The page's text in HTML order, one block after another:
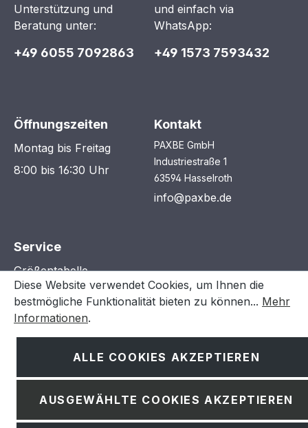
Unterstützung und
Beratung unter:
+49 6055 7092863
und einfach via
WhatsApp:
+49 1573 7593432
Öffnungszeiten
Montag bis Freitag
8:00 bis 16:30 Uhr
Kontakt
PAXBE GmbH
Industriestraße 1
63594 Hasselroth
info@paxbe.de
Service
Größentabelle
Reklamation
Rechtliches
Zahlung & Versand
Diese Website verwendet Cookies, um Ihnen die
bestmögliche Funktionalität bieten zu können... Mehr
Informationen.
ALLE COOKIES AKZEPTIEREN
AUSGEWÄHLTE COOKIES AKZEPTIEREN